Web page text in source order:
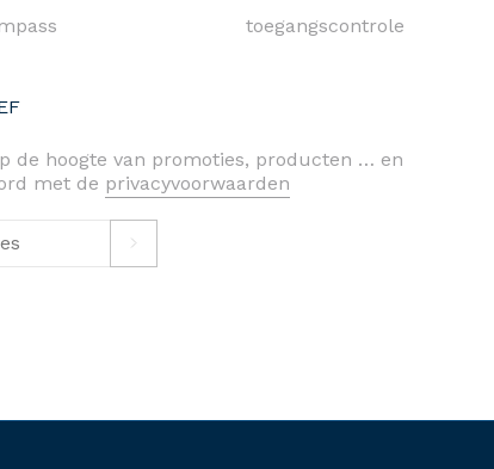
toegangscontrole
de hoogte van promoties, producten … en
met de privacyvoorwaarden